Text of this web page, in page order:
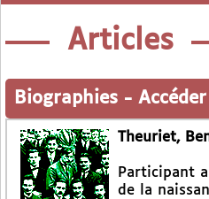
Articles
Biographies -
Theuriet,
Participant
de la